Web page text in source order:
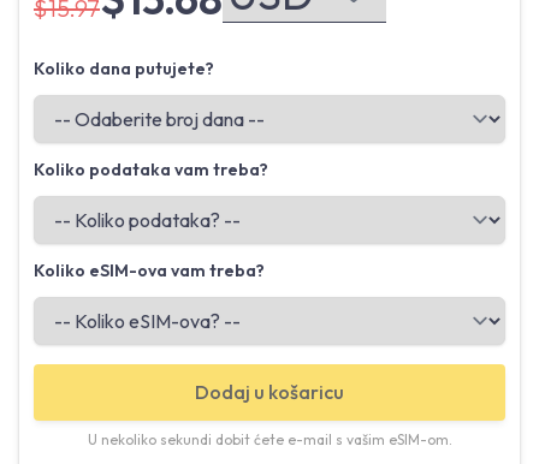
$15.97
Koliko dana putujete?
Koliko podataka vam treba?
Koliko eSIM-ova vam treba?
Dodaj u košaricu
U nekoliko sekundi dobit ćete e-mail s vašim eSIM-om.